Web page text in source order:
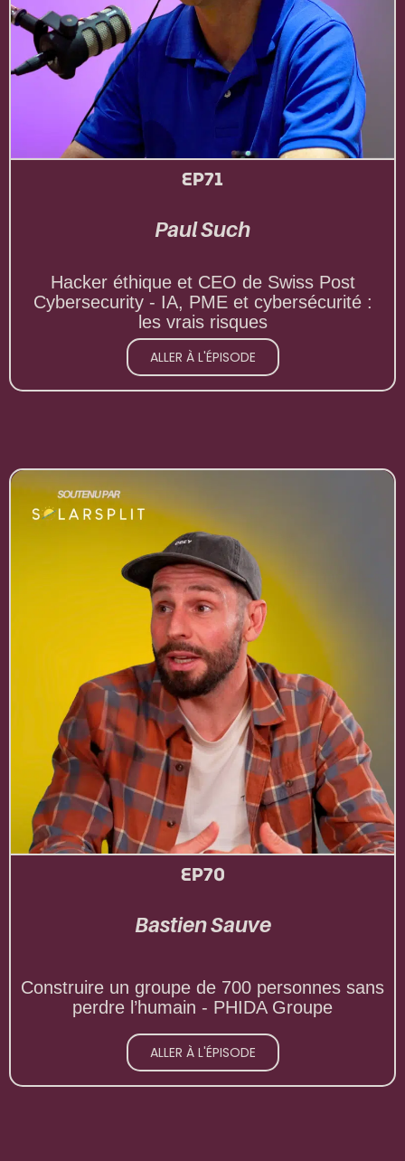
EP71
Paul Such
Hacker éthique et CEO de Swiss Post
Cybersecurity - IA, PME et cybersécurité :
les vrais risques
ALLER À L'ÉPISODE
EP70
Bastien Sauve
Construire un groupe de 700 personnes sans
perdre l’humain - PHIDA Groupe
ALLER À L'ÉPISODE